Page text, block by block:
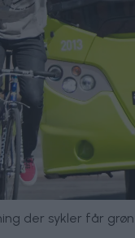
der sykler får